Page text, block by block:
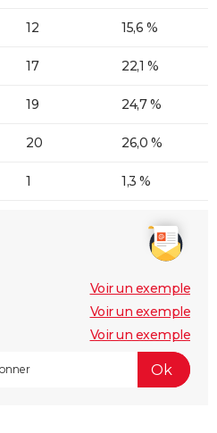
12 15,6 %
17 22,1 %
19 24,7 %
20 26,0 %
1 1,3 %
Voir un exemple
Voir un exemple
Voir un exemple